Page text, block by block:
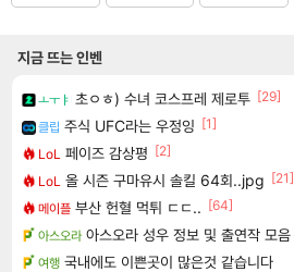
지금 뜨는 인벤
ㅗㅜㅑ 초ㅇㅎ) 수녀 코스프레 제로투 [29]
클립 주식 UFC라는 우정잉 [1]
LoL 페이즈 감상평 [2]
LoL 올 시즌 구마유시 솔킬 64회..jpg [21]
메이플 부산 헌혈 먹튀 ㄷㄷ.. [64]
아스오라 아스오라 성우 정보 및 출연작 모음
여행 국내에도 이쁜곳이 많은것 같습니다